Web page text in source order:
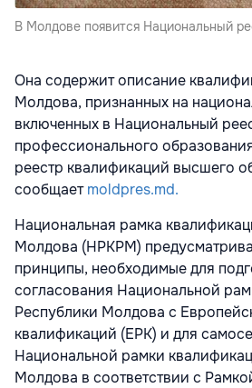
В Молдове появится Национальный
Она содержит описание
Молдова, признанных на
включенных в Национальный
профессионального
реестр квалификаций высшего
сообщаетmoldpres.md.
Национальная рамка
Молдова (НРКРМ)
принципы, необходимые для
согласования Национальной
Республики Молдова с
квалификаций (ЕРК) и для
Национальной рамки
Молдова в соответствии с